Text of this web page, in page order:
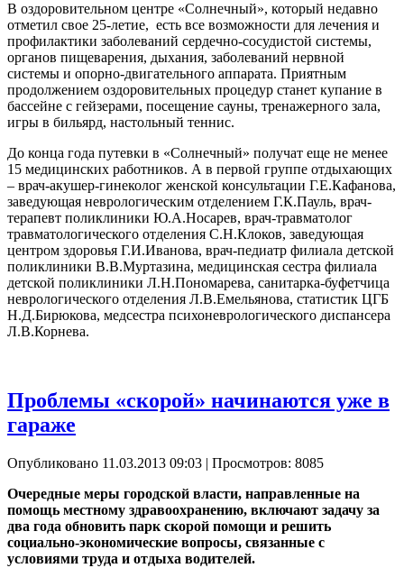
В оздоровительном центре «Солнечный», который недавно
отметил свое 25-летие, есть все возможности для лечения и
профилактики заболеваний сердечно-сосудистой системы,
органов пищеварения, дыхания, заболеваний нервной
системы и опорно-двигательного аппарата. Приятным
продолжением оздоровительных процедур станет купание в
бассейне с гейзерами, посещение сауны, тренажерного зала,
игры в бильярд, настольный теннис.
До конца года путевки в «Солнечный» получат еще не менее
15 медицинских работников. А в первой группе отдыхающих
– врач-акушер-гинеколог женской консультации Г.Е.Кафанова,
заведующая неврологическим отделением Г.К.Пауль, врач-
терапевт поликлиники Ю.А.Носарев, врач-травматолог
травматологического отделения С.Н.Клоков, заведующая
центром здоровья Г.И.Иванова, врач-педиатр филиала детской
поликлиники В.В.Муртазина, медицинская сестра филиала
детской поликлиники Л.Н.Пономарева, санитарка-буфетчица
неврологического отделения Л.В.Емельянова, статистик ЦГБ
Н.Д.Бирюкова, медсестра психоневрологического диспансера
Л.В.Корнева.
Проблемы «скорой» начинаются уже в
гараже
Опубликовано 11.03.2013 09:03 | Просмотров: 8085
Очередные меры городской власти, направленные на
помощь местному здравоохранению, включают задачу за
два года обновить парк скорой помощи и решить
социально-экономические вопросы, связанные с
условиями труда и отдыха водителей.